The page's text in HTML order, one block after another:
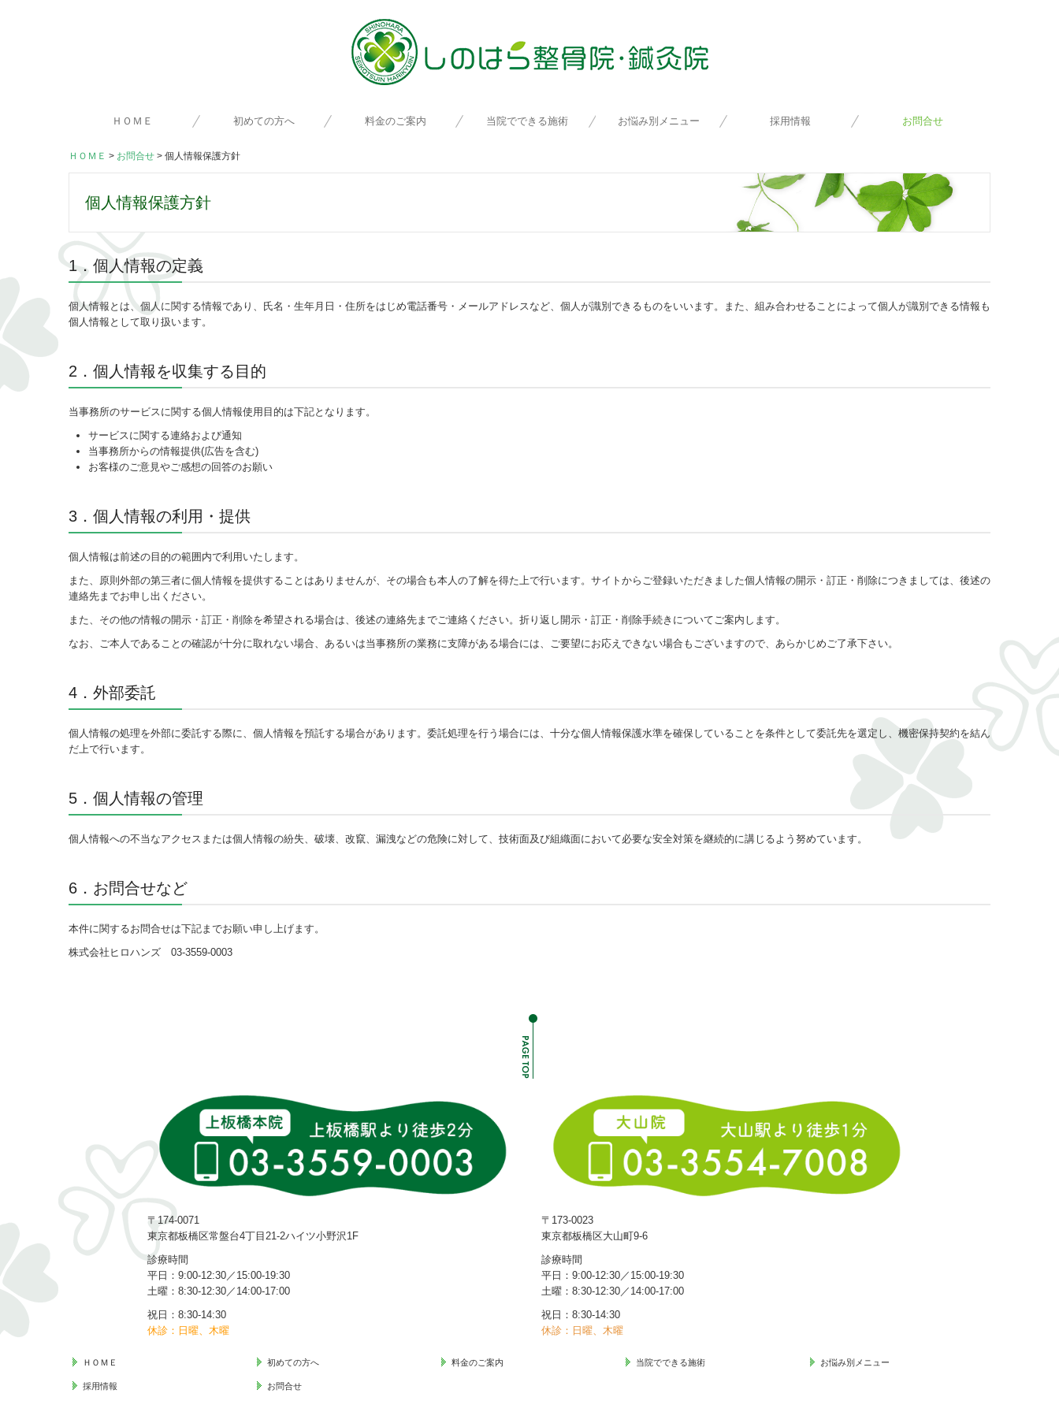
ＨＯＭＥ 初めての方へ
患者さんの声
当院のご案内
スタッフ紹介
料金のご案内 当院でできる施術 お悩み別メニュー 採用情報 お問合せ
ＨＯＭＥ お問合せ 個人情報保護方針
個人情報保護方針
1．個人情報の定義
個人情報とは、個人に関する情報であり、氏名・生年月日・住所をはじめ電話番号・メールアドレスなど、個人が識別できるものをいいます。また、組み合わせることによって個人が識別できる情報も
個人情報として取り扱います。
2．個人情報を収集する目的
当事務所のサービスに関する個人情報使用目的は下記となります。
サービスに関する連絡および通知
当事務所からの情報提供(広告を含む)
お客様のご意見やご感想の回答のお願い
3．個人情報の利用・提供
個人情報は前述の目的の範囲内で利用いたします。
また、原則外部の第三者に個人情報を提供することはありませんが、その場合も本人の了解を得た上で行います。サイトからご登録いただきました個人情報の開示・訂正・削除につきましては、後述の
連絡先までお申し出ください。
また、その他の情報の開示・訂正・削除を希望される場合は、後述の連絡先までご連絡ください。折り返し開示・訂正・削除手続きについてご案内します。
なお、ご本人であることの確認が十分に取れない場合、あるいは当事務所の業務に支障がある場合には、ご要望にお応えできない場合もございますので、あらかじめご了承下さい。
4．外部委託
個人情報の処理を外部に委託する際に、個人情報を預託する場合があります。委託処理を行う場合には、十分な個人情報保護水準を確保していることを条件として委託先を選定し、機密保持契約を結ん
だ上で行います。
5．個人情報の管理
個人情報への不当なアクセスまたは個人情報の紛失、破壊、改竄、漏洩などの危険に対して、技術面及び組織面において必要な安全対策を継続的に講じるよう努めています。
6．お問合せなど
本件に関するお問合せは下記までお願い申し上げます。
株式会社ヒロハンズ 03-3559-0003
〒174-0071
東京都板橋区常盤台4丁目21-2ハイツ小野沢1F
診療時間
平日：9:00-12:30／15:00-19:30
土曜：8:30‐12:30／14:00‐17:00
祝日：8:30-14:30
休診：日曜、木曜
〒173-0023
東京都板橋区大山町9-6
診療時間
平日：9:00-12:30／15:00-19:30
土曜：8:30‐12:30／14:00‐17:00
祝日：8:30-14:30
休診：日曜、木曜
ＨＯＭＥ 初めての方へ 料金のご案内 当院でできる施術 お悩み別メニュー
採用情報 お問合せ